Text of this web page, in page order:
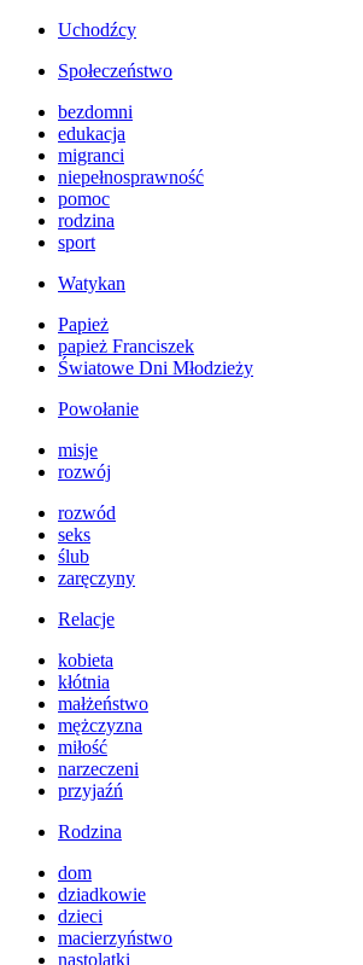
Uchodźcy
Społeczeństwo
bezdomni
edukacja
migranci
niepełnosprawność
pomoc
rodzina
sport
Watykan
Papież
papież Franciszek
Światowe Dni Młodzieży
Powołanie
misje
rozwój
rozwód
seks
ślub
zaręczyny
Relacje
kobieta
kłótnia
małżeństwo
mężczyzna
miłość
narzeczeni
przyjaźń
Rodzina
dom
dziadkowie
dzieci
macierzyństwo
nastolatki